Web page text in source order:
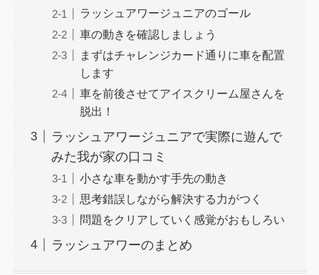
ラッシュアワージュニアのゴール
車の動きを確認しましょう
まずはチャレンジカード通りに車を配置
します
車を前後させてアイスクリーム屋さんを
脱出！
ラッシュアワージュニアで実際に遊んで
みた我が家の口コミ
小さな車を動かす手先の動き
思考錯誤しながら解決する力がつく
問題をクリアしていく感覚がおもしろい
ラッシュアワーのまとめ